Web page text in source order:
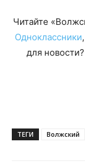
Читайте
Одноклассники,
для
ТЕГИ Волжский